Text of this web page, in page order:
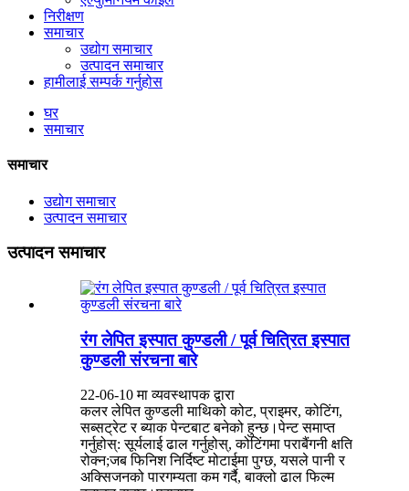
निरीक्षण
समाचार
उद्योग समाचार
उत्पादन समाचार
हामीलाई सम्पर्क गर्नुहोस
घर
समाचार
समाचार
उद्योग समाचार
उत्पादन समाचार
उत्पादन समाचार
रंग लेपित इस्पात कुण्डली / पूर्व चित्रित इस्पात
कुण्डली संरचना बारे
22-06-10 मा व्यवस्थापक द्वारा
कलर लेपित कुण्डली माथिको कोट, प्राइमर, कोटिंग,
सब्सट्रेट र ब्याक पेन्टबाट बनेको हुन्छ।पेन्ट समाप्त
गर्नुहोस्: सूर्यलाई ढाल गर्नुहोस्, कोटिंगमा पराबैंगनी क्षति
रोक्न;जब फिनिश निर्दिष्ट मोटाईमा पुग्छ, यसले पानी र
अक्सिजनको पारगम्यता कम गर्दै, बाक्लो ढाल फिल्म